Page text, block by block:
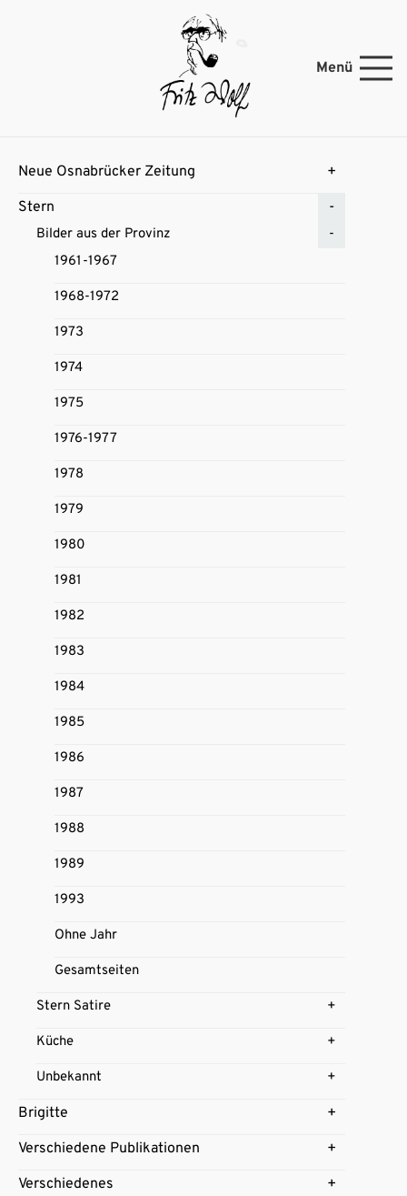
Menü
Neue Osnabrücker Zeitung
Stern
Bilder aus der Provinz
1961-1967
1968-1972
1973
1974
1975
1976-1977
1978
1979
1980
1981
1982
1983
1984
1985
1986
1987
1988
1989
1993
Ohne Jahr
Gesamtseiten
Stern Satire
Küche
Unbekannt
Brigitte
Verschiedene Publikationen
Verschiedenes